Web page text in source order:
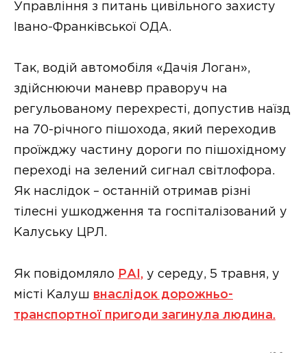
Управління з питань цивільного захисту
Івано-Франківської ОДА.
Так, водій автомобіля «Дачія Логан»,
здійснюючи маневр праворуч на
регульованому перехресті, допустив наїзд
на 70-річного пішохода, який переходив
проїжджу частину дороги по пішохідному
переході на зелений сигнал світлофора.
Як наслідок – останній отримав різні
тілесні ушкодження та госпіталізований у
Калуську ЦРЛ.
Як повідомляло РАІ, у середу, 5 травня, у
місті Калуш внаслідок дорожньо-
транспортної пригоди загинула людина.